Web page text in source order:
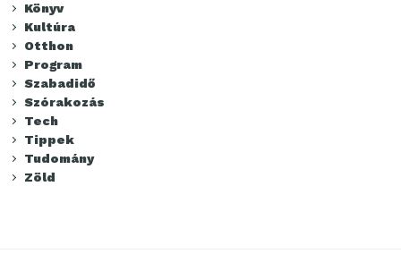
Könyv
Kultúra
Otthon
Program
Szabadidő
Szórakozás
Tech
Tippek
Tudomány
Zöld